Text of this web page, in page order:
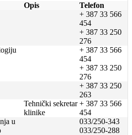
Opis Telefon
+ 387 33 566
454
+ 387 33 250
276
+ 387 33 566
454
+ 387 33 250
276
+ 387 33 250
263
Tehnički sekretar
klinike
+ 387 33 566
454
u
033/250-343
033/250-288